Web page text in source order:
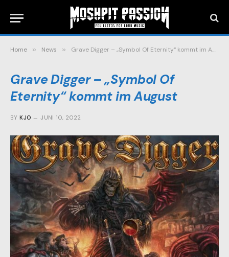
Home » News » Grave Digger – „Symbol Of Eternity“ kommt im August
Grave Digger – „Symbol Of
Eternity“ kommt im August
BY KJO JUNI 10, 2022